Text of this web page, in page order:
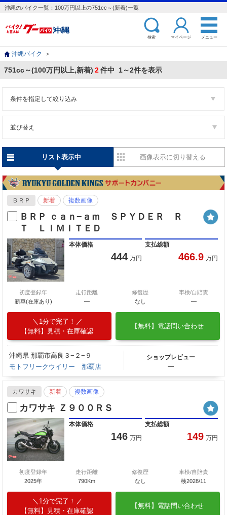
沖縄のバイク一覧：100万円以上の751cc～(新着)一覧
検索 マイページ メニュー
沖縄バイク ＞
751cc～(100万円以上,新着) 2件中 1～2件を表示
条件を指定して絞り込み
並び替え
リスト表示中 画像表示に切り替える
ＢＲＰ 新着 複数画像
ＢＲＰ ｃａｎ−ａｍ ＳＰＹＤＥＲ Ｒ
Ｔ ＬＩＭＩＴＥＤ
本体価格
444 万円
支払総額
466.9 万円
初度登録年
新車(在庫あり)
走行距離
―
修復歴
なし
車検/自賠責
―
1分で完了！
【無料】見積・在庫確認
【無料】電話問い合わせ
沖縄県 那覇市高良３−２−９
モトフリークウイリー 那覇店
ショップレビュー
―
カワサキ 新着 複数画像
カワサキ Ｚ９００ＲＳ
本体価格
146 万円
支払総額
149 万円
初度登録年
2025年
走行距離
790Km
修復歴
なし
車検/自賠責
検2028/11
1分で完了！
【無料】見積・在庫確認
【無料】電話問い合わせ